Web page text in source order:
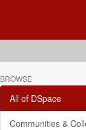
BROWSE
All of DSpace
Communities &